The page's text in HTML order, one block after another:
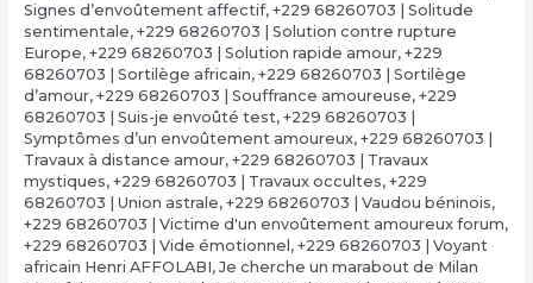
Signes d’envoûtement affectif, +229 68260703 | Solitude
sentimentale, +229 68260703 | Solution contre rupture
Europe, +229 68260703 | Solution rapide amour, +229
68260703 | Sortilège africain, +229 68260703 | Sortilège
d’amour, +229 68260703 | Souffrance amoureuse, +229
68260703 | Suis-je envoûté test, +229 68260703 |
Symptômes d’un envoûtement amoureux, +229 68260703 |
Travaux à distance amour, +229 68260703 | Travaux
mystiques, +229 68260703 | Travaux occultes, +229
68260703 | Union astrale, +229 68260703 | Vaudou béninois,
+229 68260703 | Victime d'un envoûtement amoureux forum,
+229 68260703 | Vide émotionnel , +229 68260703 | Voyant
africain Henri AFFOLABI, Je cherche un marabout de Milan